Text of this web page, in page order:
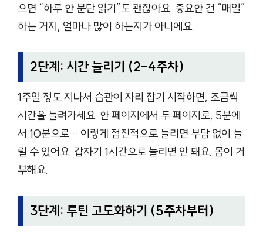
으면 “하루 한 문단 읽기”도 괜찮아요. 중요한 건 “매일”
하는 거지, 얼마나 많이 하는지가 아니에요.
2단계: 시간 늘리기 (2-4주차)
1주일 정도 지나서 습관이 자리 잡기 시작하면, 조금씩
시간을 늘려가세요. 한 페이지에서 두 페이지로, 5분에
서 10분으로… 이렇게 점진적으로 늘리면 부담 없이 늘
릴 수 있어요. 갑자기 1시간으로 늘리면 안 돼요. 몸이 거
부해요.
3단계: 루틴 고도화하기 (5주차부터)